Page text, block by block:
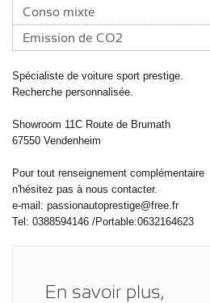
Conso mixte
Emission de CO2
Spécialiste de voiture sport prestige.
Recherche personnalisée.
Showroom 11C Route de Brumath
67550 Vendenheim
Pour tout renseignement complémentaire
n'hésitez pas à nous contacter.
e-mail: passionautoprestige@free.fr
Tel: 0388594146 /Portable:0632164623
En savoir plus,